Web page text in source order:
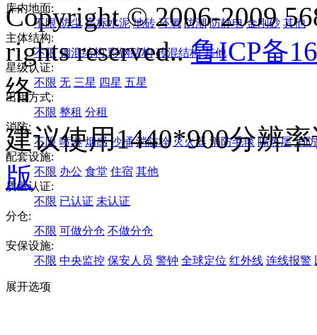
库内地面:
不限 防尘 高标水泥 地砖 环氧 防潮 防静电 金刚砂 其他
主体结构:
不限 钢混结构 彩钢结构 砖混结构 其他
星级认证:
不限 无 三星 四星 五星
出租方式:
不限 整租 分租
消防:
不限 喷淋 烟感 沙桶 消防栓 灭火器 消防毛毯 隔热层 消
配套设施:
不限 办公 食堂 住宿 其他
质量认证:
不限 已认证 未认证
分仓:
不限 可做分仓 不做分仓
安保设施:
不限 中央监控 保安人员 警钟 全球定位 红外线 连线报警
展开选项
Copyright © 2006-2009
rights reserved..鲁ICP备
络
建议使用1440*900分辨
版